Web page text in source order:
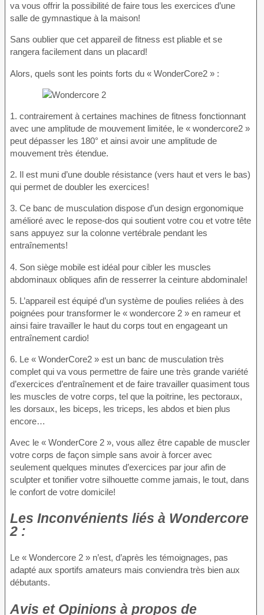
va vous offrir la possibilité de faire tous les exercices d’une
salle de gymnastique à la maison!
Sans oublier que cet appareil de fitness est pliable et se
rangera facilement dans un placard!
Alors, quels sont les points forts du « WonderCore2 » :
1. contrairement à certaines machines de fitness fonctionnant
avec une amplitude de mouvement limitée, le « wondercore2 »
peut dépasser les 180° et ainsi avoir une amplitude de
mouvement très étendue.
2. Il est muni d’une double résistance (vers haut et vers le bas)
qui permet de doubler les exercices!
3. Ce banc de musculation dispose d’un design ergonomique
amélioré avec le repose-dos qui soutient votre cou et votre tête
sans appuyez sur la colonne vertébrale pendant les
entraînements!
4. Son siège mobile est idéal pour cibler les muscles
abdominaux obliques afin de resserrer la ceinture abdominale!
5. L’appareil est équipé d’un système de poulies reliées à des
poignées pour transformer le « wondercore 2 » en rameur et
ainsi faire travailler le haut du corps tout en engageant un
entraînement cardio!
6. Le « WonderCore2 » est un banc de musculation très
complet qui va vous permettre de faire une très grande variété
d’exercices d’entraînement et de faire travailler quasiment tous
les muscles de votre corps, tel que la poitrine, les pectoraux,
les dorsaux, les biceps, les triceps, les abdos et bien plus
encore…
Avec le « WonderCore 2 », vous allez être capable de muscler
votre corps de façon simple sans avoir à forcer avec
seulement quelques minutes d’exercices par jour afin de
sculpter et tonifier votre silhouette comme jamais, le tout, dans
le confort de votre domicile!
Les Inconvénients liés à Wondercore
2 :
Le « Wondercore 2 » n’est, d’après les témoignages, pas
adapté aux sportifs amateurs mais conviendra très bien aux
débutants.
Avis et Opinions à propos de